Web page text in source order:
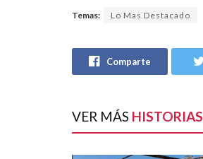
Temas: Lo Mas Destacado
Comparte
VER MÁS HISTORIAS